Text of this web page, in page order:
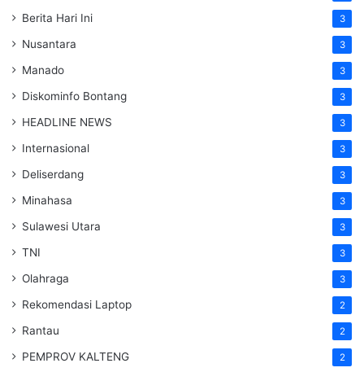
Berita Hari Ini 3
Nusantara 3
Manado 3
Diskominfo Bontang 3
HEADLINE NEWS 3
Internasional 3
Deliserdang 3
Minahasa 3
Sulawesi Utara 3
TNI 3
Olahraga 3
Rekomendasi Laptop 2
Rantau 2
PEMPROV KALTENG 2